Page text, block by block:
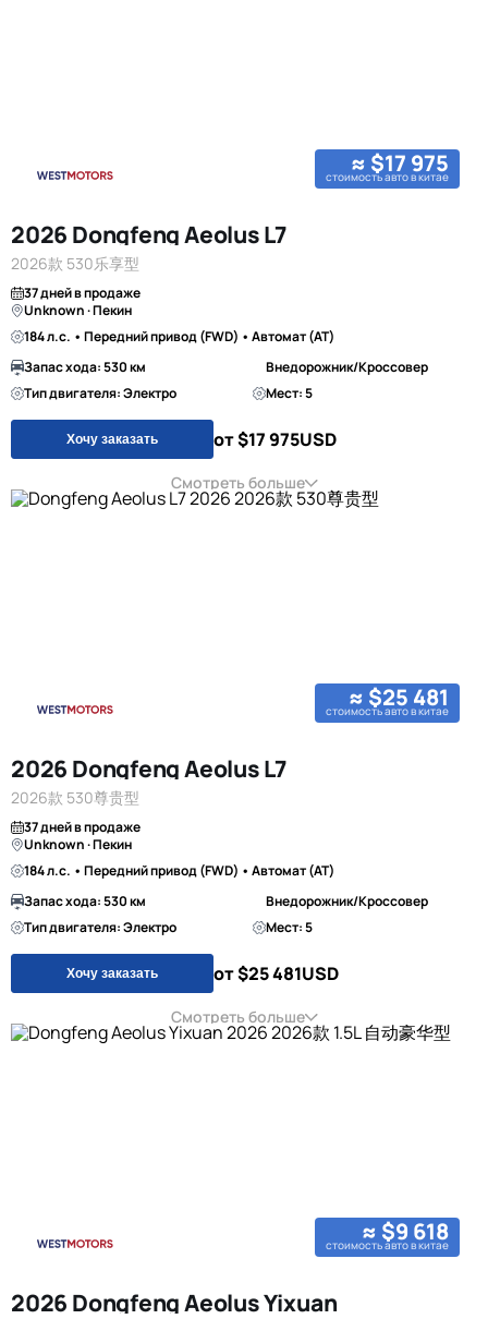
≈ $17 975
стоимость авто в китае
2026 Dongfeng Aeolus L7
2026款 530乐享型
37 дней в продаже
Unknown · Пекин
184 л.с. • Передний привод (FWD) • Автомат (AT)
Запас хода: 530 км
Внедорожник/Кроссовер
Тип двигателя: Электро
Мест: 5
Хочу заказать от $17 975USD
Смотреть больше
≈ $25 481
стоимость авто в китае
2026 Dongfeng Aeolus L7
2026款 530尊贵型
37 дней в продаже
Unknown · Пекин
184 л.с. • Передний привод (FWD) • Автомат (AT)
Запас хода: 530 км
Внедорожник/Кроссовер
Тип двигателя: Электро
Мест: 5
Хочу заказать от $25 481USD
Смотреть больше
≈ $9 618
стоимость авто в китае
2026 Dongfeng Aeolus Yixuan